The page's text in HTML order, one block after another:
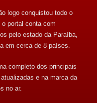
logo conquistou todo o
portal conta com
pelo estado da Paraíba,
em cerca de 8 países.
completo dos principais
e na marca da
no ar.